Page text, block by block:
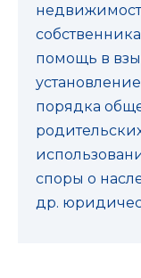
помощь в
порядка
споры о
др.